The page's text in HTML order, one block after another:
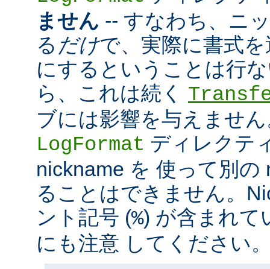
ません -- すなわち、ニ
る だけで、実際に書式
にするということは行
ら、これは続く
ブには影響を与えませ
LogFormat ディレクテ
nickname を 使って別の
ることはできません。
ント記号 (%) が含まれて
にも注意 してください